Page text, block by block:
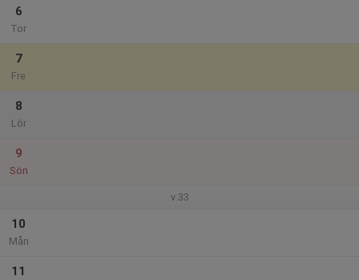
6
Tor
7
Fre
8
Lör
9
Sön
v.33
10
Mån
11